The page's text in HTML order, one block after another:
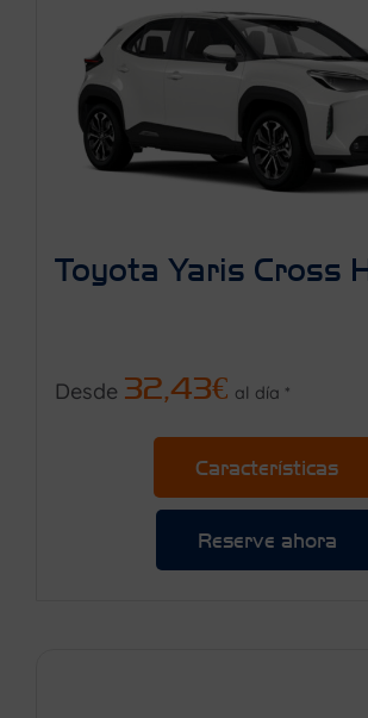
Toyota Yaris Cross
Desde 32,43€ al día *
Características
Reserve ahora